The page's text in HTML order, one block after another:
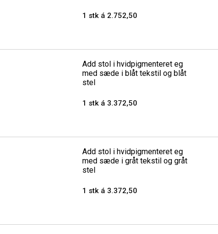
1 stk á 2.752,50
Add stol i hvidpigmenteret eg
med sæde i blåt tekstil og blåt
stel
1 stk á 3.372,50
Add stol i hvidpigmenteret eg
med sæde i gråt tekstil og gråt
stel
1 stk á 3.372,50